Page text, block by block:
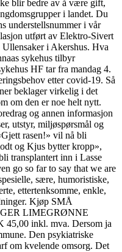
blir bedre av å være gift,
i landet. Du
understellsnummer i vår
utført av Elektro-Sivert
i Akershus. Hva
sykehus tilbyr
HF tar fra mandag 4.
etter covid-19. Så
beklager virkelig i det
om den er noe helt nytt.
og annen informasjon
utstyr, miljøspørsmål og
rasen!» vil nå bli
og Kjus bytter kropp»,
transplantert inn i Lasse
go so far to say that we are
sære, humoristiske,
ettertenksomme, enkle,
Kjøp SMÅ
LIMEGRØNNE
inkl. mva. Dersom ja
Den psykiatriske
om kvelende omsorg. Det